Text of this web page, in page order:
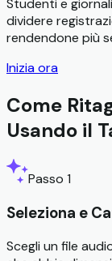
Studenti e
dividere
rendendone più
Inizia ora
Come
Usando il
Passo 1
Seleziona e
Scegli un file